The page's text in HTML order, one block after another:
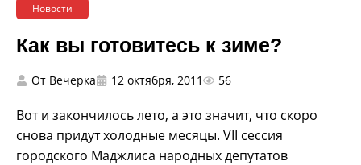
Новости
Как вы готовитесь к зиме?
От Вечерка 12 октября, 2011 56
Вот и закончилось лето, а это значит, что скоро
снова придут холодные месяцы. VII сессия
городского Маджлиса народных депутатов